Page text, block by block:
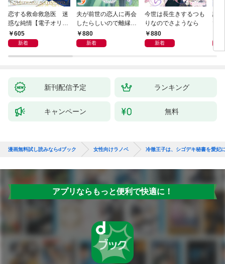
恋する救命救急医 迷
惑な純情【電子オリジ
ナル】
605
新着
夫が前世の恋人に再会
したらしいので離縁し
ます880
新着
今世は長生きするつも
りなのでさようなら
880
新着
話
で
新刊配信予定 ランキング
キャンペーン 無料
漫画無料試し読みならdブック 女性向けラノベ 冷徹王子は、シゴデキ秘書を愛妃
アプリならもっと便利で快適に！